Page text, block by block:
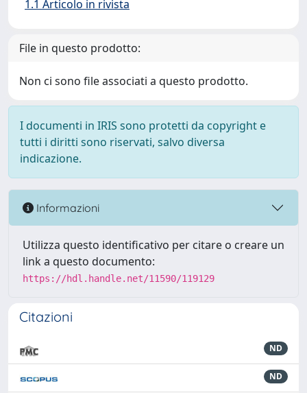
1.1 Articolo in rivista
File in questo prodotto:
Non ci sono file associati a questo prodotto.
I documenti in IRIS sono protetti da copyright e
tutti i diritti sono riservati, salvo diversa
indicazione.
Informazioni
Utilizza questo identificativo per citare o creare un
link a questo documento:
https://hdl.handle.net/11590/119129
Citazioni
ND
ND